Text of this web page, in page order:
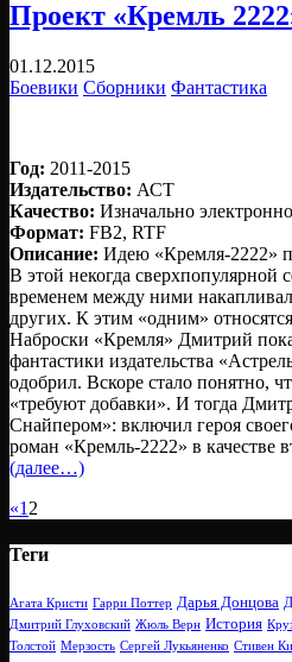
Проект «Кремль
01.12.2015
Боевики Сборники Фантастика
Год: 2011-2015
Издательство: АСТ
Качество: Изначально
Формат: FB2, RTF
Описание: Идею «Кремля-2222»
В этой некогда сверхпопулярной
временем между ними
других. К этим «одним»
Наброски «Кремля» Дмитрий
фантастики издательства
одобрил. Вскоре стало понятно,
«требуют добавки». И тогда
Снайпером»: включил героя
роман «Кремль-2222» в качестве
(далее…)
«1 2
Теги
Агата Кристи Гарри Поттер Дарья Донцова
Дмитрий Глуховский Жюль Верн История
Толстой Мерзость Сергей Лукьяненко Стивен